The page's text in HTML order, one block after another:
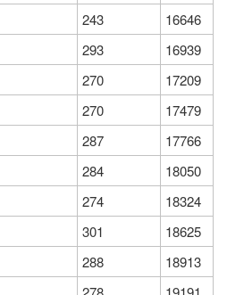
243
16646
293
16939
270
17209
270
17479
287
17766
284
18050
274
18324
301
18625
288
18913